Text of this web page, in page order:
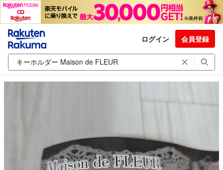
ログイン 会員登録